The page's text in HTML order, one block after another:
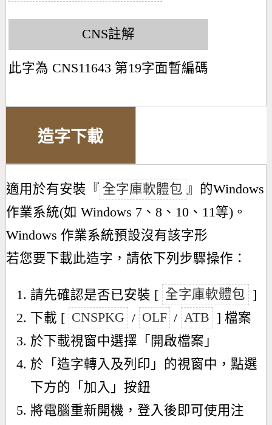
CNS註解
此字為 CNS11643 第19字面暫編碼
造字下載
適用於有安裝『 全字庫軟體包 』的Windows
作業系統(如 Windows 7、8、10、11等)。
Windows 作業系統預設沒有該字形
若您要下載此造字，請依下列步驟操作：
請先確認是否已安裝 [ 全字庫軟體包 ]
下載 [ CNSPKG / OLF / ATB ] 檔案
於下載視窗中選擇「開啟檔案」
於「造字轉入及列印」的視窗中，點選
下方的「加入」按鈕
將電腦重新開機，登入後即可使用注